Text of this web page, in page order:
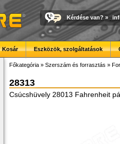
Kérdése van? »
Kosár Eszközök, szolgáltatások
Főkategória » Szerszám és forrasztás »
28313
Csúcshüvely 28013 Fahrenheit